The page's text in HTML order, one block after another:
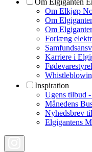
Om Elgiganten
Om Elkjøp
Om
Om
Forlæng
Karriere i
Inspiration
Ugens tilbud
Månedens
Nyhedsbrev
Elgigantens